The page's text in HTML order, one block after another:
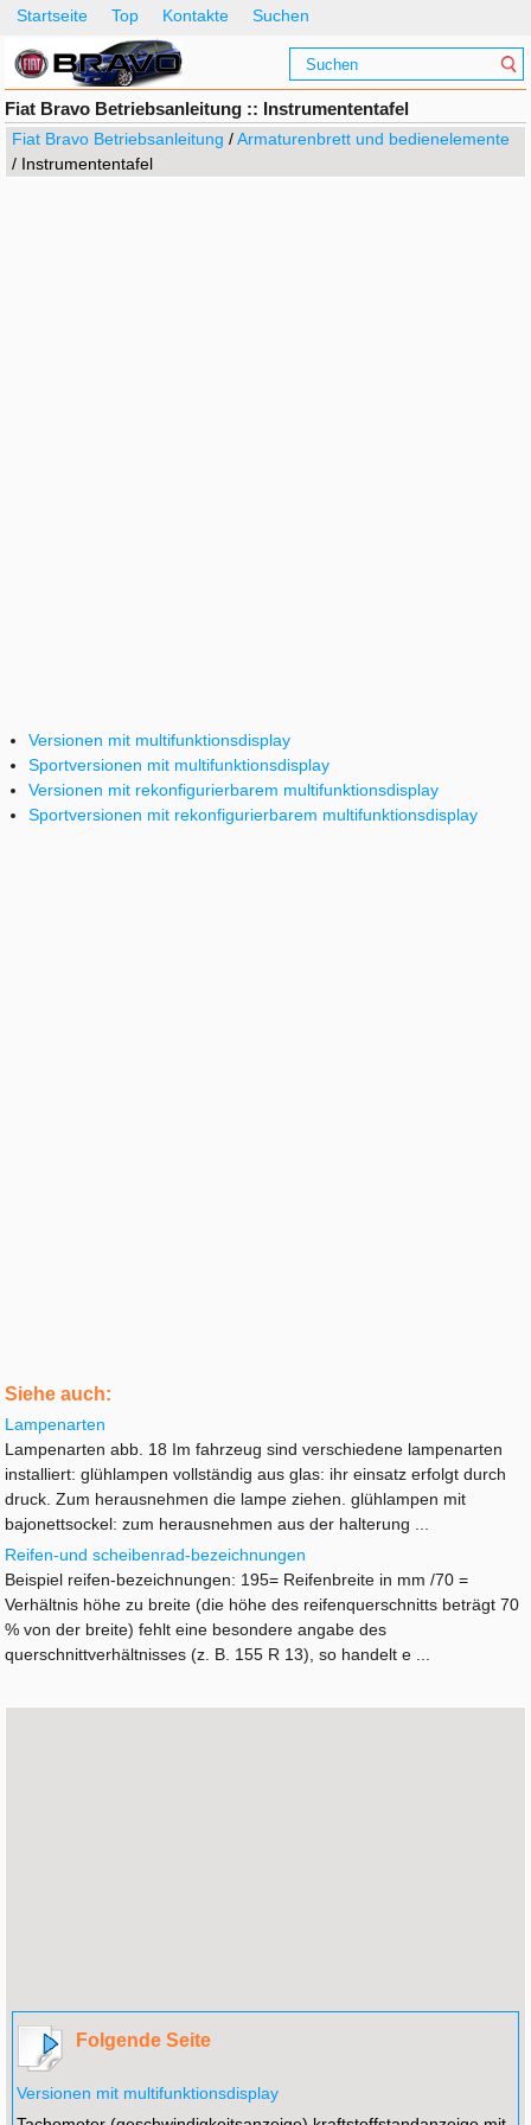
Startseite Top Kontakte Suchen
Fiat Bravo Betriebsanleitung :: Instrumententafel
Fiat Bravo Betriebsanleitung /Armaturenbrett und bedienelemente
/ Instrumententafel
Versionen mit multifunktionsdisplay
Sportversionen mit multifunktionsdisplay
Versionen mit rekonfigurierbarem multifunktionsdisplay
Sportversionen mit rekonfigurierbarem multifunktionsdisplay
Siehe auch:
Lampenarten
Lampenarten abb. 18 Im fahrzeug sind verschiedene lampenarten
installiert: glühlampen vollständig aus glas: ihr einsatz erfolgt durch
druck. Zum herausnehmen die lampe ziehen. glühlampen mit
bajonettsockel: zum herausnehmen aus der halterung ...
Reifen-und scheibenrad-bezeichnungen
Beispiel reifen-bezeichnungen: 195= Reifenbreite in mm /70 =
Verhältnis höhe zu breite (die höhe des reifenquerschnitts beträgt 70
% von der breite) fehlt eine besondere angabe des
querschnittverhältnisses (z. B. 155 R 13), so handelt e ...
Folgende Seite
Versionen mit multifunktionsdisplay